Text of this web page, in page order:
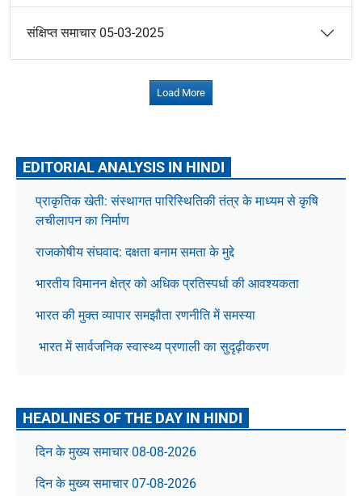
संक्षिप्त समाचार 05-03-2025
Load More
EDITORIAL ANALYSIS IN HINDI
प्राकृतिक खेती: संस्थागत पारिस्थितिकी तंत्र के माध्यम से कृषि
लचीलापन का निर्माण
राजकोषीय संघवाद: दक्षता बनाम समता के मुद्दे
भारतीय विमानन क्षेत्र को अधिक प्रतिस्पर्धा की आवश्यकता
भारत की मुक्त व्यापार समझौता रणनीति में समस्या
भारत में सार्वजनिक स्वास्थ्य प्रणाली का सुदृढ़ीकरण
HEADLINES OF THE DAY IN HINDI
दिन के मुख्य समाचार 08-08-2026
दिन के मुख्य समाचार 07-08-2026